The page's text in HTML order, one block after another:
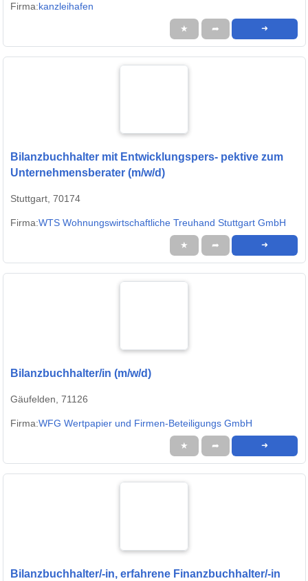
Firma:kanzleihafen
★ ➦ ➜
Bilanzbuchhalter mit Entwicklungspers- pektive zum
Unternehmensberater (m/w/d)
Stuttgart, 70174
Firma:WTS Wohnungswirtschaftliche Treuhand Stuttgart GmbH
★ ➦ ➜
Bilanzbuchhalter/in (m/w/d)
Gäufelden, 71126
Firma:WFG Wertpapier und Firmen-Beteiligungs GmbH
★ ➦ ➜
Bilanzbuchhalter/-in, erfahrene Finanzbuchhalter/-in